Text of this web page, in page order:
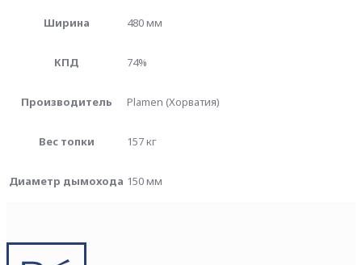
Ширина 480 мм
КПД 74%
Производитель Plamen (Хорватия)
Вес топки 157 кг
Диаметр дымохода 150 мм